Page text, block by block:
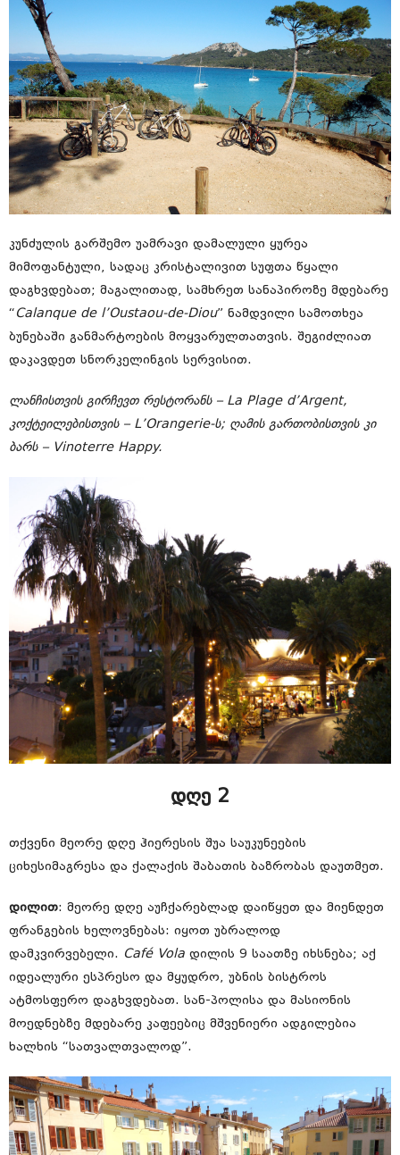
კუნძულის გარშემო უამრავი დამალული ყურეა
მიმოფანტული, სადაც კრისტალივით სუფთა წყალი
დაგხვდებათ; მაგალითად, სამხრეთ სანაპიროზე მდებარე
“ Calanque de l’Oustaou-de-Diou” ნამდვილი სამოთხეა
ბუნებაში განმარტოების მოყვარულთათვის. შეგიძლიათ
დაკავდეთ სნორკელინგის სერვისით.
ლანჩისთვის გირჩევთ რესტორანს – La Plage d’Argent,
კოქტეილებისთვის – L’Orangerie-ს; ღამის გართობისთვის კი
ბარს – Vinoterre Happy.
დღე 2
თქვენი მეორე დღე ჰიერესის შუა საუკუნეების
ციხესიმაგრესა და ქალაქის შაბათის ბაზრობას დაუთმეთ.
დილით: მეორე დღე აუჩქარებლად დაიწყეთ და მიენდეთ
ფრანგების ხელოვნებას: იყოთ უბრალოდ
დამკვირვებელი.
Café Vola დილის 9 საათზე იხსნება; აქ
იდეალური ესპრესო და მყუდრო, უბნის ბისტროს
ატმოსფერო დაგხვდებათ. სან-პოლისა და მასიონის
მოედნებზე მდებარე კაფეებიც მშვენიერი ადგილებია
ხალხის “სათვალთვალოდ”.